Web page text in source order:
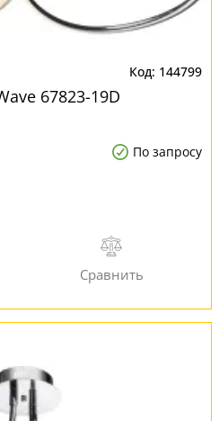
144799
67823-19D
По запросу